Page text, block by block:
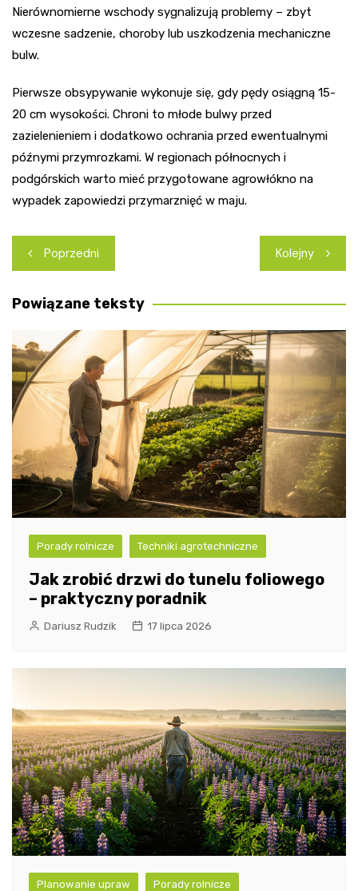
Nierównomierne wschody sygnalizują problemy – zbyt
wczesne sadzenie, choroby lub uszkodzenia mechaniczne
bulw.
Pierwsze obsypywanie wykonuje się, gdy pędy osiągną 15-
20 cm wysokości. Chroni to młode bulwy przed
zazielenieniem i dodatkowo ochrania przed ewentualnymi
późnymi przymrozkami. W regionach północnych i
podgórskich warto mieć przygotowane agrowłókno na
wypadek zapowiedzi przymarznięć w maju.
Nawigacja
wpisu
Poprzedni Kolejny
Powiązane teksty
Porady rolnicze Techniki agrotechniczne
Jak zrobić drzwi do tunelu foliowego
– praktyczny poradnik
Dariusz Rudzik 17 lipca 2026
Planowanie upraw Porady rolnicze